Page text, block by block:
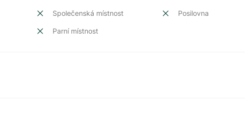
Společenská místnost Posilovna
Parní místnost